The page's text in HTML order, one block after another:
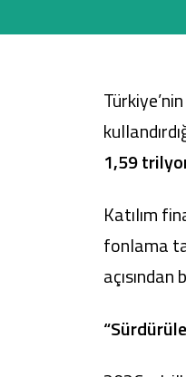
Araç
Yatırım
1,59
Katılım
fonlama